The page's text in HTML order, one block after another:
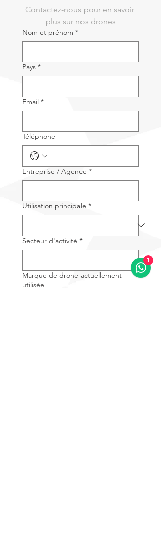
Contactez-nous pour en savoir
plus sur nos drones
Nom et prénom *
Pays *
Email *
Téléphone
Entreprise / Agence *
Utilisation principale *
Secteur d'activité *
Marque de drone actuellement
utilisée
1